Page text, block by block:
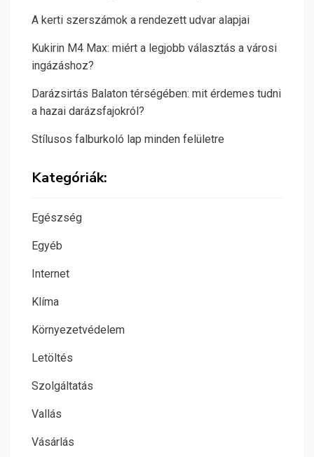
A kerti szerszámok a rendezett udvar alapjai
Kukirin M4 Max: miért a legjobb választás a városi
ingázáshoz?
Darázsirtás Balaton térségében: mit érdemes tudni
a hazai darázsfajokról?
Stílusos falburkoló lap minden felületre
Kategóriák:
Egészség
Egyéb
Internet
Klíma
Környezetvédelem
Letöltés
Szolgáltatás
Vallás
Vásárlás